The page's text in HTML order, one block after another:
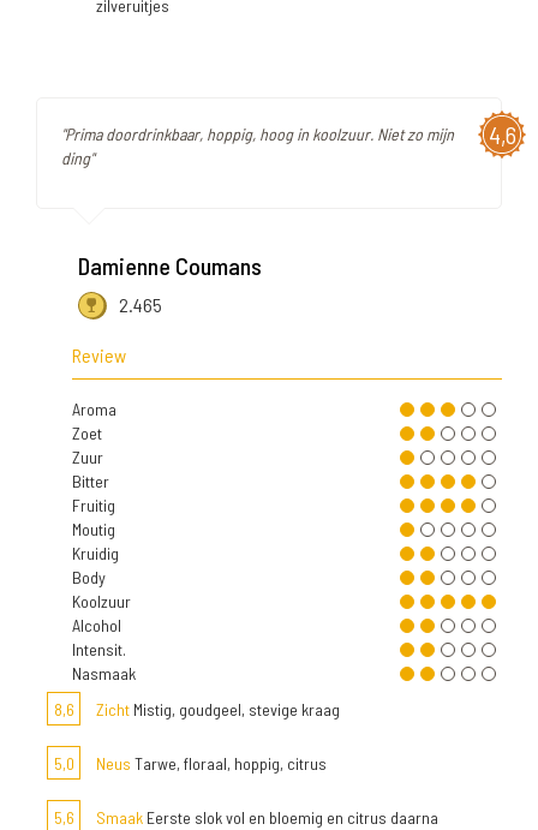
zilveruitjes
4,6
"Prima doordrinkbaar, hoppig, hoog in koolzuur. Niet zo mijn
ding"
Damienne Coumans
2.465
Review
Aroma
Zoet
Zuur
Bitter
Fruitig
Moutig
Kruidig
Body
Koolzuur
Alcohol
Intensit.
Nasmaak
8,6
Zicht Mistig, goudgeel, stevige kraag
5,0 Neus Tarwe, floraal, hoppig, citrus
5,6 Smaak Eerste slok vol en bloemig en citrus daarna